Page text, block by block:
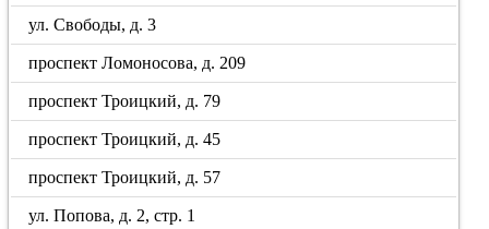
ул. Свободы, д. 3
проспект Ломоносова, д. 209
проспект Троицкий, д. 79
проспект Троицкий, д. 45
проспект Троицкий, д. 57
ул. Попова, д. 2, стр. 1